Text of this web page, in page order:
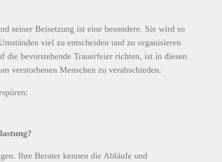
seiner Beisetzung ist eine besondere. Sie wird so
viel zu entscheiden und zu organisieren
die bevorstehende Trauerfeier richten, ist in diesen
verstorbenen Menschen zu verabschieden.
Ihre Berater kennen die Abläufe und